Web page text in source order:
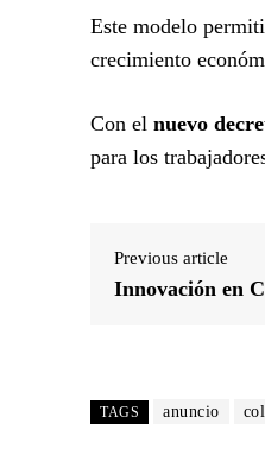
Este modelo
crecimiento
Con el nuevo
para los
Previous article
Innovación en
TAGS anuncio